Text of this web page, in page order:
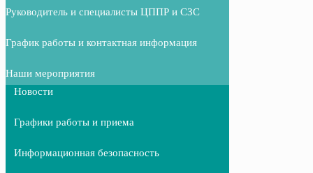
Руководитель и специалисты ЦППР и СЗС
График работы и контактная информация
Наши мероприятия
Новости
Графики работы и приема
Информационная безопасность